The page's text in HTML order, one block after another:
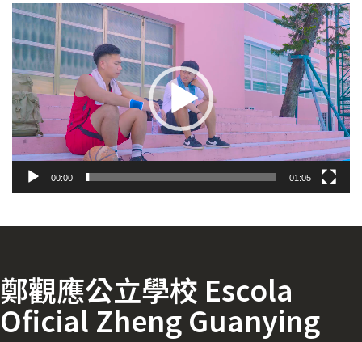
視
訊
播
放
器
00:00 01:05
鄭觀應公立學校 Escola
Oficial Zheng Guanying